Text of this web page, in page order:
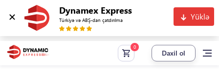
Dynamex Express
Türkiyə və ABŞ-dan çatdırılma Yüklə
Daxil ol